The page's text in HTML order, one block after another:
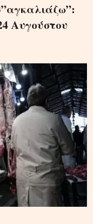
Αυγούστου